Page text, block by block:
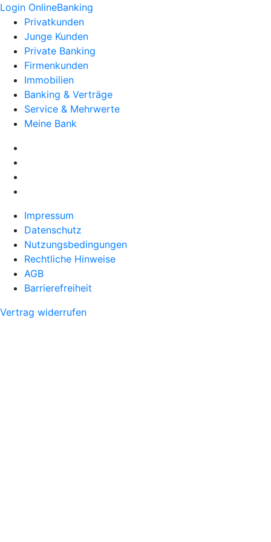
Login OnlineBanking
Privatkunden
Junge Kunden
Private Banking
Firmenkunden
Immobilien
Banking & Verträge
Service & Mehrwerte
Meine Bank
Impressum
Datenschutz
Nutzungsbedingungen
Rechtliche Hinweise
AGB
Barrierefreiheit
Vertrag widerrufen